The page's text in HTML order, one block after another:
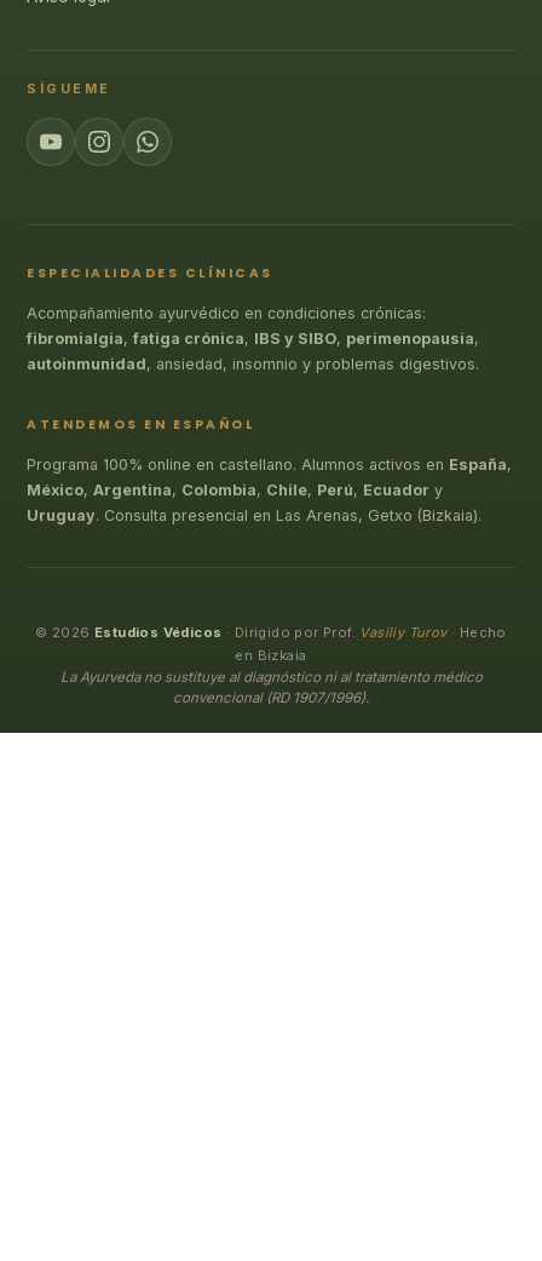
SÍGUEME
ESPECIALIDADES CLÍNICAS
Acompañamiento ayurvédico en condiciones crónicas:
fibromialgia,fatiga crónica, IBS y SIBO, perimenopausia,
autoinmunidad, ansiedad, insomnio y problemas digestivos.
ATENDEMOS EN ESPAÑOL
Programa 100% online en castellano. Alumnos activos en España,
México, Argentina, Colombia, Chile, Perú, Ecuador y
Uruguay. Consulta presencial en Las Arenas, Getxo (Bizkaia).
© 2026 Estudios Védicos · Dirigido por Prof. Vasiliy Turov· Hecho
en Bizkaia
La Ayurveda no sustituye al diagnóstico ni al tratamiento médico
convencional (RD 1907/1996).